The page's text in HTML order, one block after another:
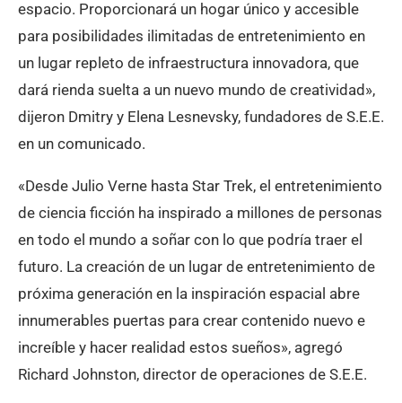
espacio. Proporcionará un hogar único y accesible
para posibilidades ilimitadas de entretenimiento en
un lugar repleto de infraestructura innovadora, que
dará rienda suelta a un nuevo mundo de creatividad»,
dijeron Dmitry y Elena Lesnevsky, fundadores de S.E.E.
en un comunicado.
«Desde Julio Verne hasta Star Trek, el entretenimiento
de ciencia ficción ha inspirado a millones de personas
en todo el mundo a soñar con lo que podría traer el
futuro. La creación de un lugar de entretenimiento de
próxima generación en la inspiración espacial abre
innumerables puertas para crear contenido nuevo e
increíble y hacer realidad estos sueños», agregó
Richard Johnston, director de operaciones de S.E.E.